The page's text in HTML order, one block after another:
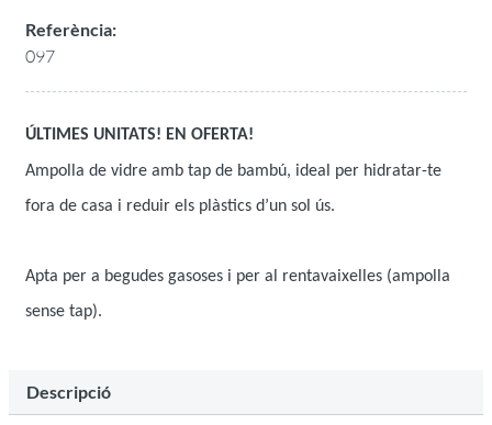
Referència:
097
ÚLTIMES UNITATS! EN OFERTA!
Ampolla de vidre amb tap de bambú, ideal per hidratar-te
fora de casa i reduir els plàstics d’un sol ús.
Apta per a begudes gasoses i per al rentavaixelles (ampolla
sense tap).
Descripció